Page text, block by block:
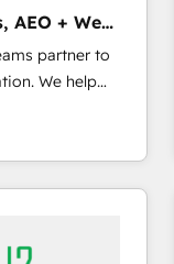
設計・実装。
、役割定義・
3️⃣ 全社
たぐDX×AI変
て主導。「設
受け、部門横断
提にした情報設
AEO + Web,
partner to
We help
led
built apps,